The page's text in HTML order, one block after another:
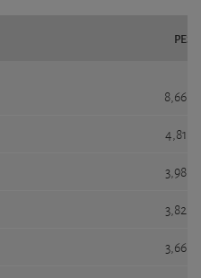
PESO
8,66 %
4,81 %
3,98 %
3,82 %
3,66 %